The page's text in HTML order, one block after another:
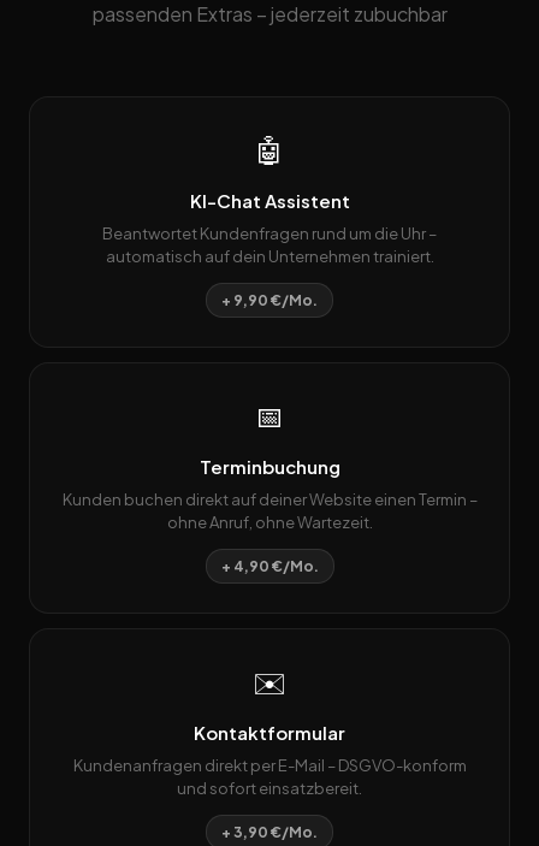
passenden Extras – jederzeit zubuchbar
🤖
KI-Chat Assistent
Beantwortet Kundenfragen rund um die Uhr –
automatisch auf dein Unternehmen trainiert.
+ 9,90 €/Mo.
📅
Terminbuchung
Kunden buchen direkt auf deiner Website einen Termin –
ohne Anruf, ohne Wartezeit.
+ 4,90 €/Mo.
✉️
Kontaktformular
Kundenanfragen direkt per E-Mail – DSGVO-konform
und sofort einsatzbereit.
+ 3,90 €/Mo.